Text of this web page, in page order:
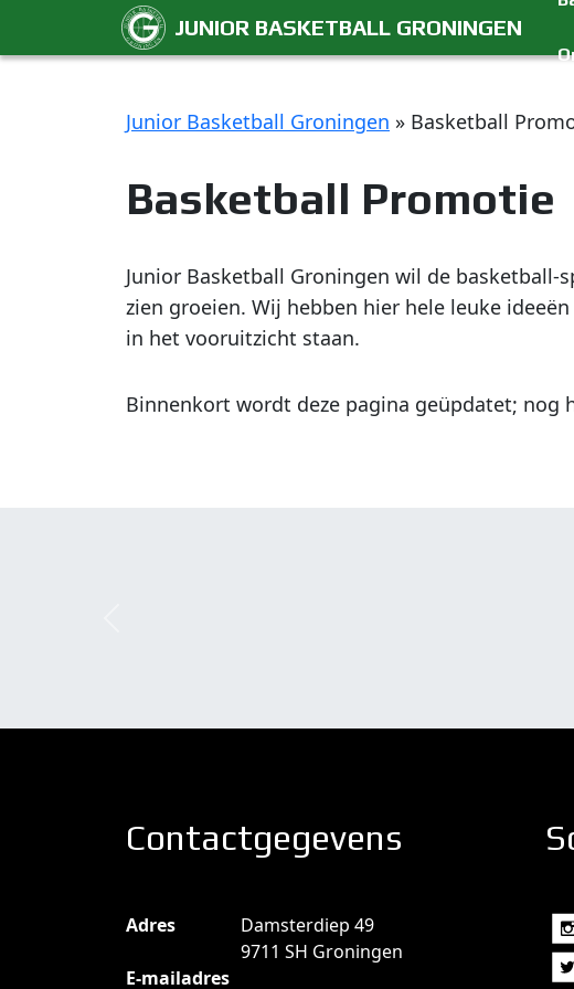
JUNIOR BASKETBALL GRONINGEN
Junior Basketball Groningen » Basketball
Basketball Promotie
Junior Basketball Groningen wil de
zien groeien. Wij hebben hier hele leuke
in het vooruitzicht staan.
Binnenkort wordt deze pagina geüpdatet; nog
Contactgegevens
Adres
Damsterdiep 49
9711 SH Groningen
E-mailadres